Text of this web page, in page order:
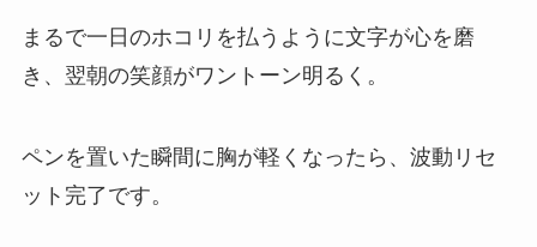
まるで一日のホコリを払うように文字が心を磨
き、翌朝の笑顔がワントーン明るく。
ペンを置いた瞬間に胸が軽くなったら、波動リセ
ット完了です。